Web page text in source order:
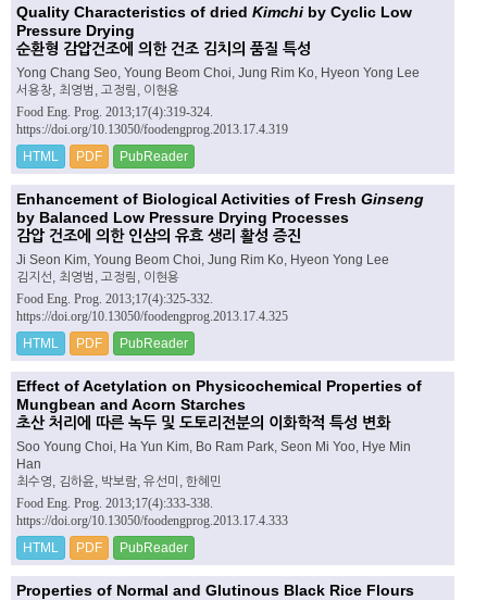
Quality Characteristics of dried Kimchi by Cyclic Low
Pressure Drying
순환형 감압건조에 의한 건조 김치의 품질 특성
Yong Chang Seo, Young Beom Choi, Jung Rim Ko, Hyeon Yong Lee
서용창, 최영범, 고정림, 이현용
Food Eng. Prog. 2013;17(4):319-324.
https://doi.org/10.13050/foodengprog.2013.17.4.319
HTML PDF PubReader
Enhancement of Biological Activities of Fresh Ginseng
by Balanced Low Pressure Drying Processes
감압 건조에 의한 인삼의 유효 생리 활성 증진
Ji Seon Kim, Young Beom Choi, Jung Rim Ko, Hyeon Yong Lee
김지선, 최영범, 고정림, 이현용
Food Eng. Prog. 2013;17(4):325-332.
https://doi.org/10.13050/foodengprog.2013.17.4.325
HTML PDF PubReader
Effect of Acetylation on Physicochemical Properties of
Mungbean and Acorn Starches
초산 처리에 따른 녹두 및 도토리전분의 이화학적 특성 변화
Soo Young Choi, Ha Yun Kim, Bo Ram Park, Seon Mi Yoo, Hye Min
Han
최수영, 김하윤, 박보람, 유선미, 한혜민
Food Eng. Prog. 2013;17(4):333-338.
https://doi.org/10.13050/foodengprog.2013.17.4.333
HTML PDF PubReader
Properties of Normal and Glutinous Black Rice Flours